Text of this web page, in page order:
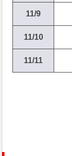
11/9
11/10
11/11